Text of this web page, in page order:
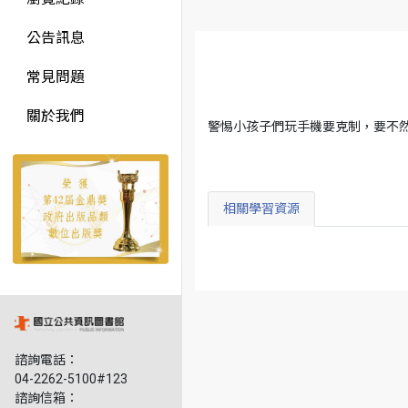
公告訊息
常見問題
關於我們
諮詢電話：
04-2262-5100#123
諮詢信箱：
警惕小孩子們玩手機要克制，要不
相關學習資源